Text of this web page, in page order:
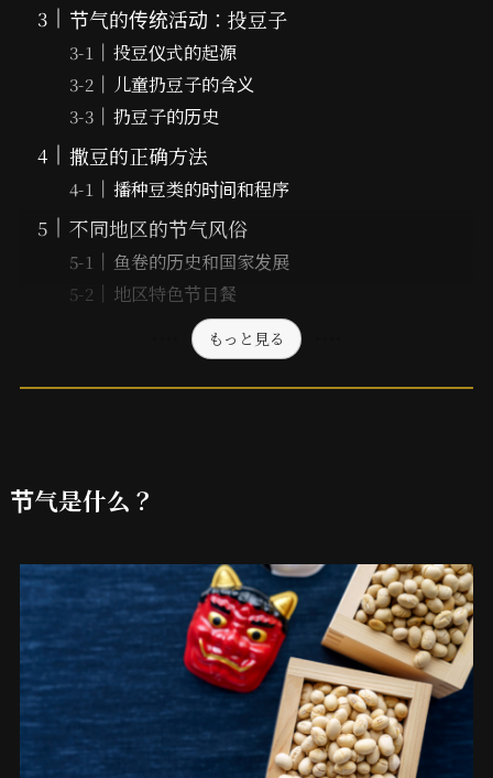
节气的传统活动：投豆子
投豆仪式的起源
儿童扔豆子的含义
扔豆子的历史
撒豆的正确方法
播种豆类的时间和程序
不同地区的节气风俗
鱼卷的历史和国家发展
地区特色节日餐
もっと見る
节气是什么？